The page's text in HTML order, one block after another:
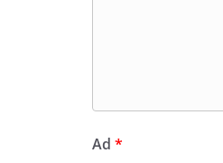
Ad *